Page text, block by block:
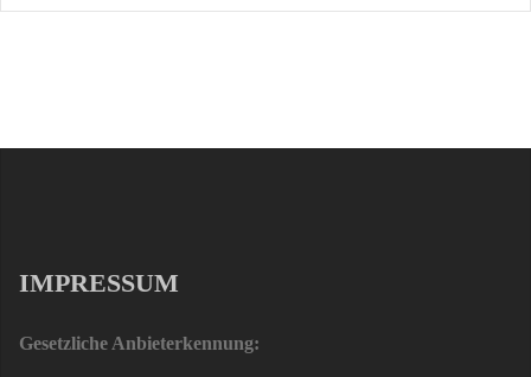
IMPRESSUM
Gesetzliche Anbieterkennung: